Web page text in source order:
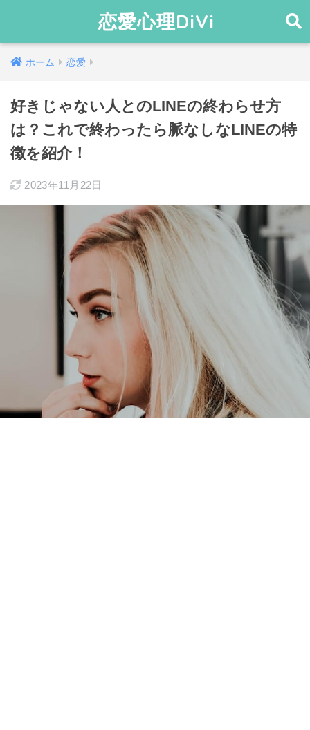
恋愛心理DiVi
ホーム 恋愛
好きじゃない人とのLINEの終わらせ方
は？これで終わったら脈なしなLINEの特
徴を紹介！
2023年11月22日